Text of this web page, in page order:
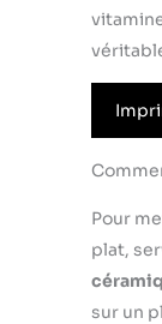
Pour
plat,
sur un